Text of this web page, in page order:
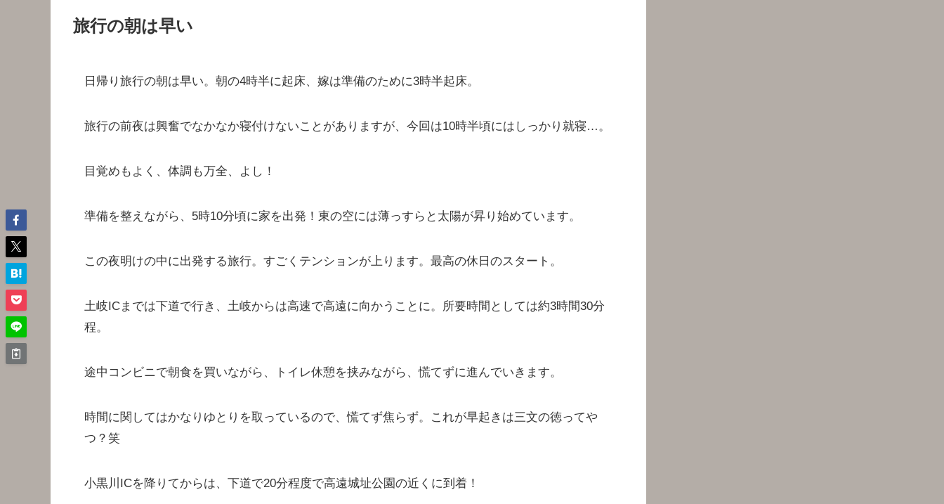
旅行の朝は早い
日帰り旅行の朝は早い。朝の4時半に起床、嫁は準備のために3時半起床。
旅行の前夜は興奮でなかなか寝付けないことがありますが、今回は10時半頃にはしっかり就寝…。
目覚めもよく、体調も万全、よし！
準備を整えながら、5時10分頃に家を出発！東の空には薄っすらと太陽が昇り始めています。
この夜明けの中に出発する旅行。すごくテンションが上ります。最高の休日のスタート。
土岐ICまでは下道で行き、土岐からは高速で高遠に向かうことに。所要時間としては約3時間30分
程。
途中コンビニで朝食を買いながら、トイレ休憩を挟みながら、慌てずに進んでいきます。
時間に関してはかなりゆとりを取っているので、慌てず焦らず。これが早起きは三文の徳ってや
つ？笑
小黒川ICを降りてからは、下道で20分程度で高遠城址公園の近くに到着！